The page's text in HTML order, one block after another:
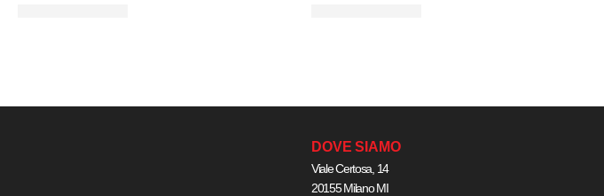
DOVE SIAMO
Viale Certosa, 14
20155 Milano MI